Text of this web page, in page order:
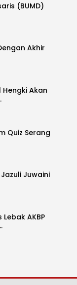
(BUMD)
Akhir
Akan
Quiz Serang
Juwaini
AKBP